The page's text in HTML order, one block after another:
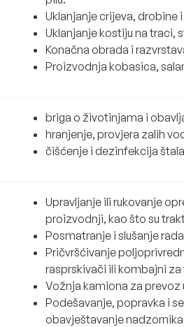
Uklanjanje crijeva, drobine
Uklanjanje kostiju na traci,
Konačna obrada i
Proizvodnja kobasica,
briga o životinjama i
hranjenje, provjera zalih
čišćenje i dezinfekcija
Upravljanje ili rukovanje
proizvodnji, kao što su
Posmatranje i slušanje
Pričvršćivanje
rasprskivači ili kombajni
Vožnja kamiona za prevoz
Podešavanje, popravka i
obavještavanje